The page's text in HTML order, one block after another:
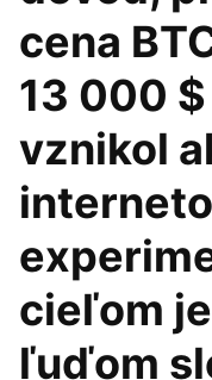
cena
13 000
vznikol
cieľom
ľuďom